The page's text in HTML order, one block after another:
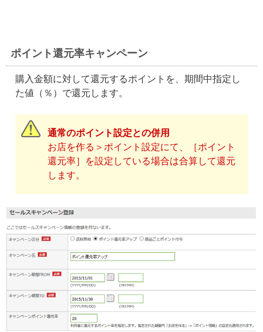
ポイント還元率キャンペーン
購入金額に対して還元するポイントを、期間中指定し
た値（％）で還元します。
通常のポイント設定との併用
お店を作る＞ポイント設定にて、［ポイント
還元率］を設定している場合は合算して還元
します。